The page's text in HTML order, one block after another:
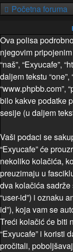
Početna foruma
Ova polisa
njegovim pripojenim
“naš”, “Exyucafe”,
daljem tekstu “one”,
“www.phpbb.com”,
bilo kakve podatke
sesije (u daljem
Vaši podaci se
“Exyucafe” će
nekoliko kolačića,
preuzimaju u
dva kolačića
“user-id”) i oznaku
id”), koja vam se
Treći kolačić će biti
“Exyucafe” i koristi
pročitali,